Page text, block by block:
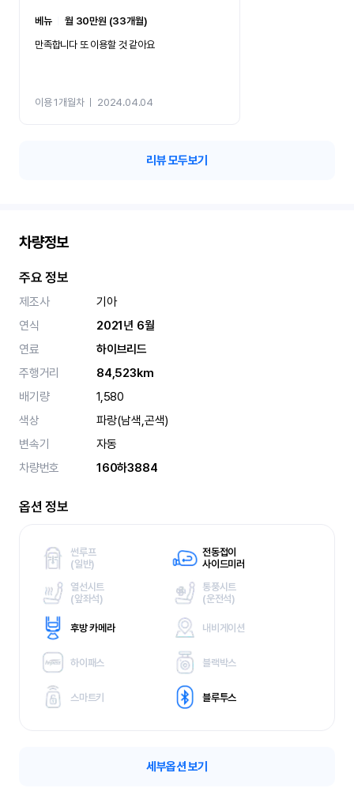
베뉴ㅣ월 30만원 (33개월)
만족합니다 또 이용할 것 같아요
이용 1개월차ㅣ 2024.04.04
리뷰 모두보기
차량정보
주요 정보
제조사
기아
연식
2021년 6월
연료
하이브리드
주행거리
84,523km
배기량
1,580
색상
파랑(남색,곤색)
변속기
자동
차량번호
160하3884
옵션 정보
썬루프
(일반)
전동접이
사이드미러
열선시트
(앞좌석)
통풍시트
(운전석)
후방 카메라 내비게이션
하이패스 블랙박스
스마트키 블루투스
세부옵션 보기